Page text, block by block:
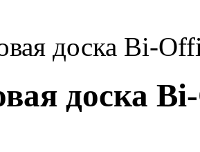
доска Bi-
доска